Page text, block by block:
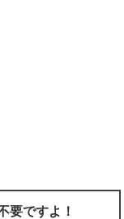
要ですよ！